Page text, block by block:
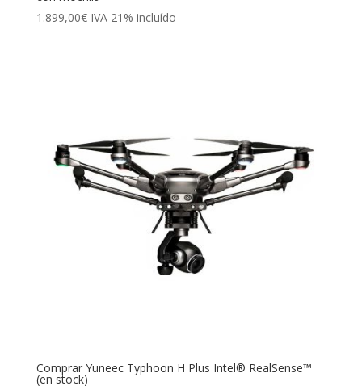
1.899,00€ IVA 21% incluído
Comprar Yuneec Typhoon H Plus Intel® RealSense™
(en stock)